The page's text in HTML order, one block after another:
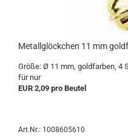
Metallglöckchen 11 mm
Größe: Ø 11 mm, goldfarben, 4
für nur
EUR 2,09 pro Beutel
Art.Nr.: 1008605610